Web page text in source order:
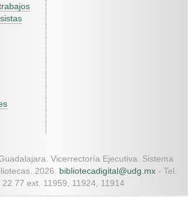
Vicerrectoría Ejecutiva. Sistema
2026. bibliotecadigital@udg.mx - Tel.
22 77 ext. 11959, 11924, 11914